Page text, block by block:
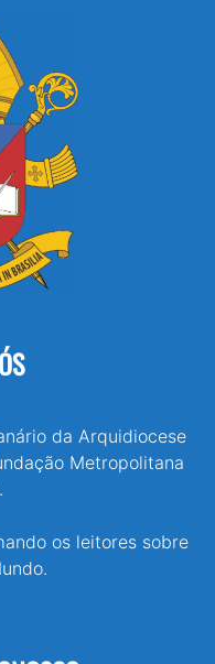
da Arquidiocese
Metropolitana
os leitores sobre